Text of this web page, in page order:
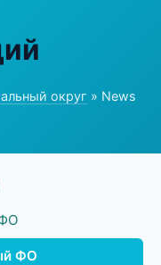
округ » News
ФО